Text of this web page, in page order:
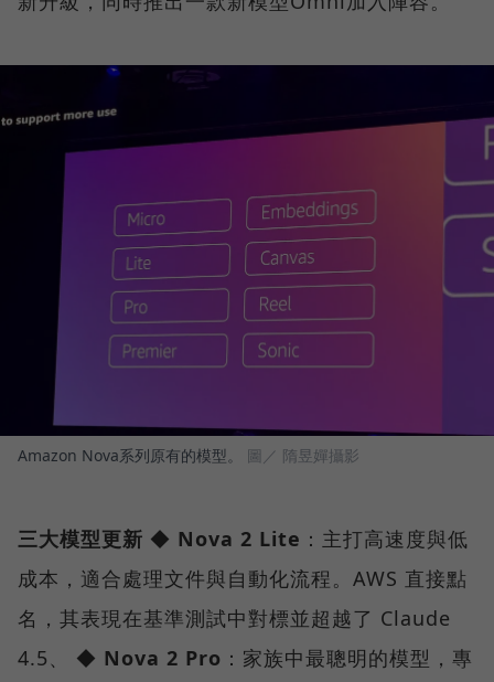
Amazon Nova系列原有的模型。 圖／ 隋昱嬋攝影
三大模型更新 ◆ Nova 2 Lite ：主打高速度與低
成本，適合處理文件與自動化流程。AWS 直接點
名，其表現在基準測試中對標並超越了 Claude
4.5、 ◆ Nova 2 Pro ：家族中最聰明的模型，專